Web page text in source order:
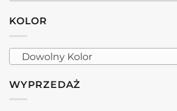
KOLOR
Dowolny Kolor
WYPRZEDAŻ